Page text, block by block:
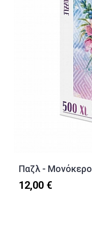
Παζλ -
12,00 €